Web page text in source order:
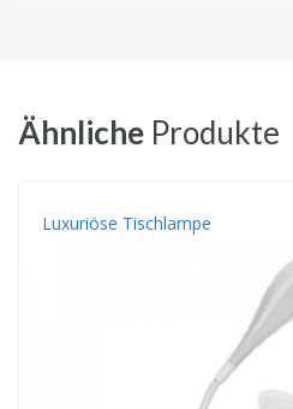
Ähnliche Produkte
Luxuriöse Tischlampe